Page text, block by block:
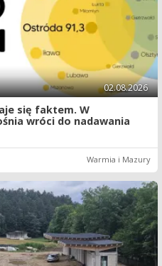
02.08.2026
się faktem. W
wróci do nadawania
Warmia i Mazury